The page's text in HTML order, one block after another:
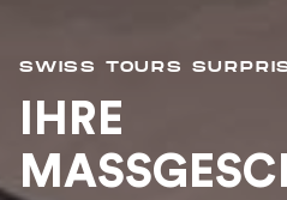
SWISS TOURS
IHRE